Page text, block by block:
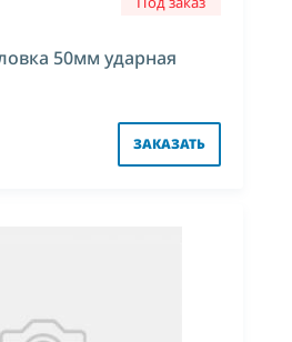
50мм ударная
ЗАКАЗАТЬ